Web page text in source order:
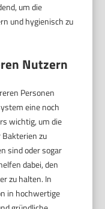
um die
und hygienisch zu
Nutzern
Personen
eine noch
wichtig, um die
zu
sind oder sogar
dabei, den
zu halten. In
in hochwertige